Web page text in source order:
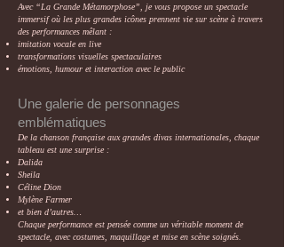
Avec “La Grande Métamorphose”, je vous propose un spectacle
immersif où les plus grandes icônes prennent vie sur scène à travers
des performances mêlant :
imitation vocale en live
transformations visuelles spectaculaires
émotions, humour et interaction avec le public
Une galerie de personnages
emblématiques
De la chanson française aux grandes divas internationales, chaque
tableau est une surprise :
Dalida
Sheila
Céline Dion
Mylène Farmer
et bien d’autres…
Chaque performance est pensée comme un véritable moment de
spectacle, avec costumes, maquillage et mise en scène soignés.